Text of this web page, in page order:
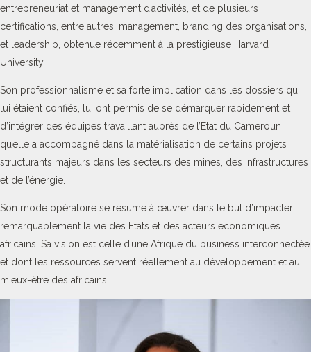
entrepreneuriat et management d’activités, et de plusieurs
certifications, entre autres, management, branding des organisations,
et leadership, obtenue récemment à la prestigieuse Harvard
University.
Son professionnalisme et sa forte implication dans les dossiers qui
lui étaient confiés, lui ont permis de se démarquer rapidement et
d’intégrer des équipes travaillant auprès de l’Etat du Cameroun
qu’elle a accompagné dans la matérialisation de certains projets
structurants majeurs dans les secteurs des mines, des infrastructures
et de l’énergie.
Son mode opératoire se résume à œuvrer dans le but d’impacter
remarquablement la vie des Etats et des acteurs économiques
africains. Sa vision est celle d’une Afrique du business interconnectée
et dont les ressources servent réellement au développement et au
mieux-être des africains.